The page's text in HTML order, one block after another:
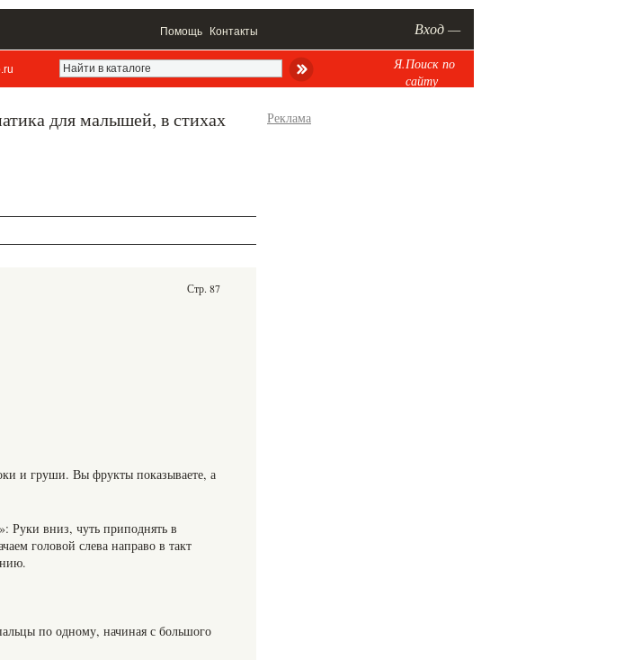
Помощь Контакты Вход —
Я.Поиск по
сайту
для малышей, в стихах
Стр. 87
и груши. Вы фрукты показываете, а
Руки вниз, чуть приподнять в
головой слева направо в такт
по одному, начиная с большого
Реклама